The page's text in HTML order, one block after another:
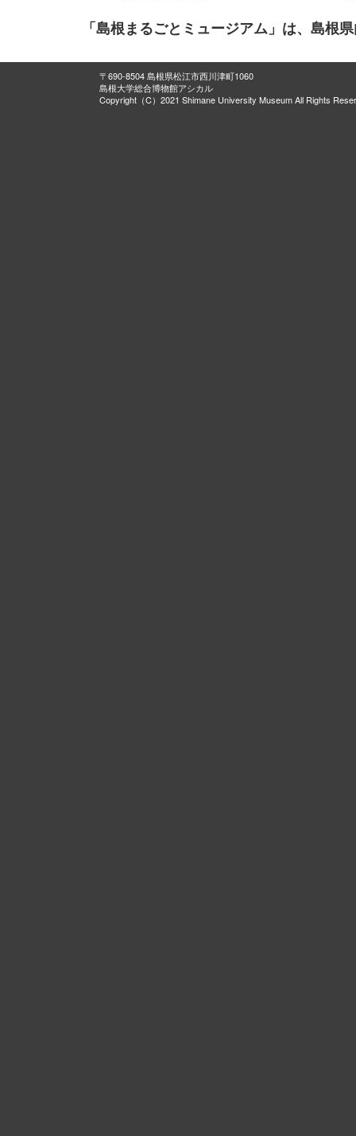
「島根まるごとミュージアム」は、島根
〒690-8504 島根県松江市西川津町1060
島根大学総合博物館アシカル
Copyright（C）2021 Shimane University Museum All Rights